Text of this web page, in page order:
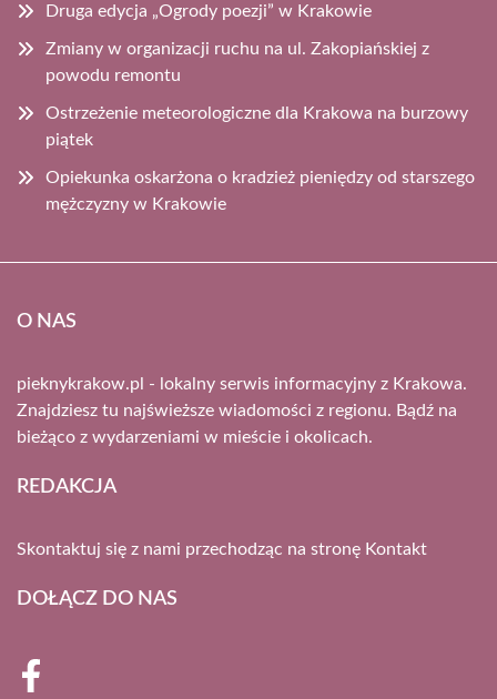
Druga edycja „Ogrody poezji” w Krakowie
Zmiany w organizacji ruchu na ul. Zakopiańskiej z
powodu remontu
Ostrzeżenie meteorologiczne dla Krakowa na burzowy
piątek
Opiekunka oskarżona o kradzież pieniędzy od starszego
mężczyzny w Krakowie
O NAS
pieknykrakow.pl - lokalny serwis informacyjny z Krakowa.
Znajdziesz tu najświeższe wiadomości z regionu. Bądź na
bieżąco z wydarzeniami w mieście i okolicach.
REDAKCJA
Skontaktuj się z nami przechodząc na stronę Kontakt
DOŁĄCZ DO NAS